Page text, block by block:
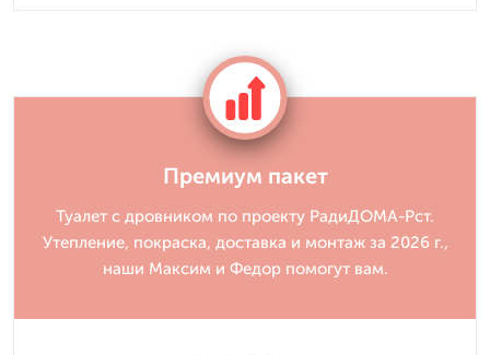
Премиум пакет
Туалет с дровником по проекту РадиДОМА-Рст.
Утепление, покраска, доставка и монтаж за 2026 г.,
наши Максим и Федор помогут вам.